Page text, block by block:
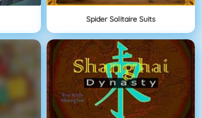
Spider Solitaire Suits